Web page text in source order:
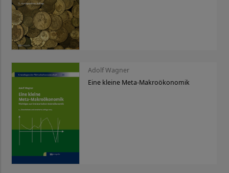
Adolf Wagner
Eine kleine Meta-Makroökonomik